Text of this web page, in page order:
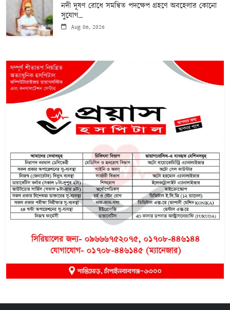
নদী দূষণ রোধে সমন্বিত পদক্ষেপ গ্রহণে অবহেলার কোনো
সুযোগ...
Aug 06, 2026